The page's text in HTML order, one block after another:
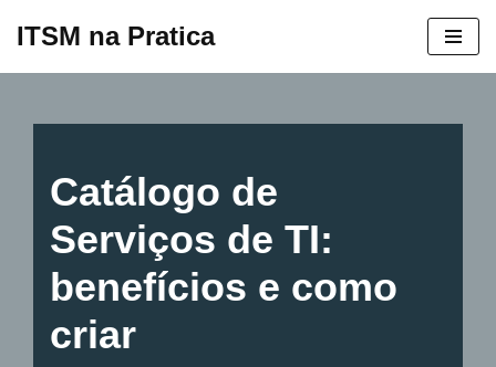
ITSM na Pratica
Catálogo de
Serviços de TI:
benefícios e como
criar